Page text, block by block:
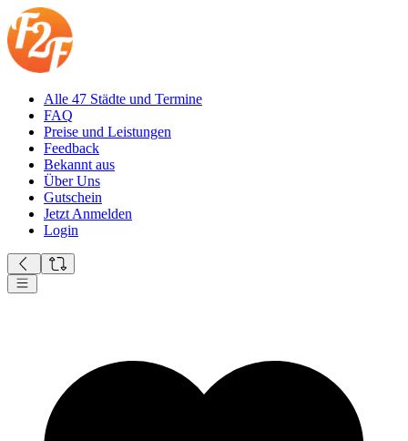
Alle 47 Städte und Termine
FAQ
Preise und Leistungen
Feedback
Bekannt aus
Über Uns
Gutschein
Jetzt Anmelden
Login